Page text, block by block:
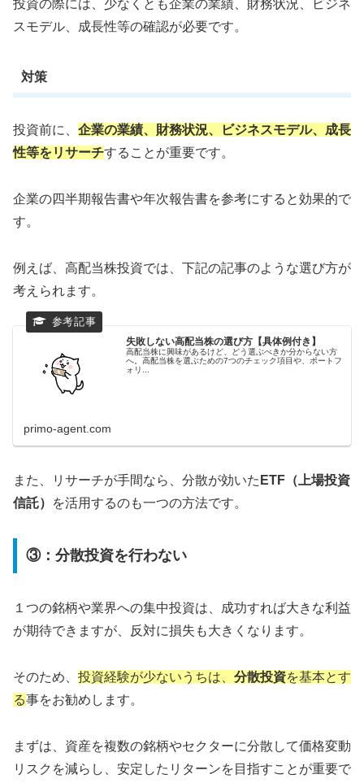
投資の際には、少なくとも企業の業績、財務状況、ビジネ
スモデル、成長性等の確認が必要です。
対策
投資前に、 企業の業績、財務状況、ビジネスモデル、成長
性等をリサーチすることが重要です。
企業の四半期報告書や年次報告書を参考にすると効果的で
す。
例えば、高配当株投資では、下記の記事のような選び方が
考えられます。
失敗しない高配当株の選び方【具体例付き】
高配当株に興味があるけど、どう選ぶべきか分からない方
へ。高配当株を選ぶための7つのチェック項目や、ポートフ
ォリ...
primo-agent.com
また、リサーチが手間なら、分散が効いた ETF（上場投資
信託）
を活用するのも一つの方法です。
③：分散投資を行わない
１つの銘柄や業界への集中投資は、成功すれば大きな利益
が期待できますが、反対に損失も大きくなります。
そのため、 投資経験が少ないうちは、 分散投資を基本とす
る事をお勧めします。
まずは、資産を複数の銘柄やセクターに分散して価格変動
リスクを減らし、安定したリターンを目指すことが重要で